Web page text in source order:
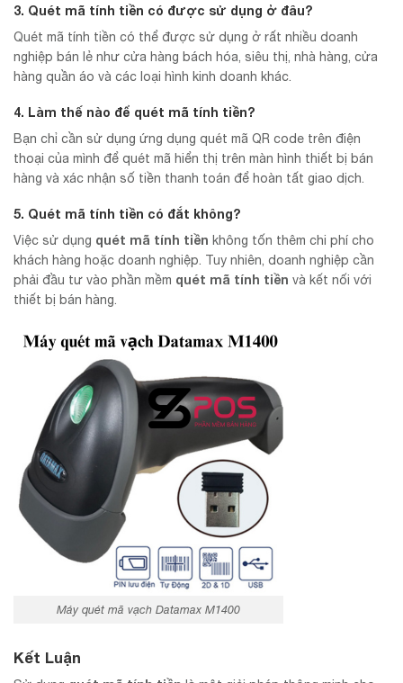
3. Quét mã tính tiền có được sử dụng ở đâu?
Quét mã tính tiền có thể được sử dụng ở rất nhiều doanh
nghiệp bán lẻ như cửa hàng bách hóa, siêu thị, nhà hàng, cửa
hàng quần áo và các loại hình kinh doanh khác.
4. Làm thế nào để quét mã tính tiền?
Bạn chỉ cần sử dụng ứng dụng quét mã QR code trên điện
thoại của mình để quét mã hiển thị trên màn hình thiết bị bán
hàng và xác nhận số tiền thanh toán để hoàn tất giao dịch.
5. Quét mã tính tiền có đắt không?
Việc sử dụng quét mã tính tiền không tốn thêm chi phí cho
khách hàng hoặc doanh nghiệp. Tuy nhiên, doanh nghiệp cần
phải đầu tư vào phần mềm quét mã tính tiền và kết nối với
thiết bị bán hàng.
Máy quét mã vạch Datamax M1400
Kết Luận